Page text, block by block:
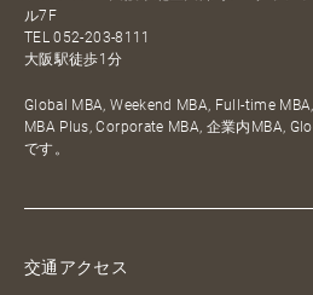
ル7F
TEL052-203-8111
大阪駅徒歩1分
Global MBA, Weekend MBA, Full-time
MBA Plus, Corporate MBA, 企業内MBA,
です。
交通アクセス